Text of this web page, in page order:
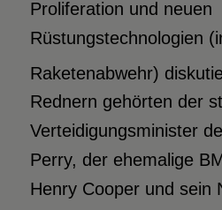
Proliferation und neuen
Rüstungstechnologien
Raketenabwehr)
Rednern gehörten der
Verteidigungsminister
Perry, der ehemalige
Henry Cooper und sein